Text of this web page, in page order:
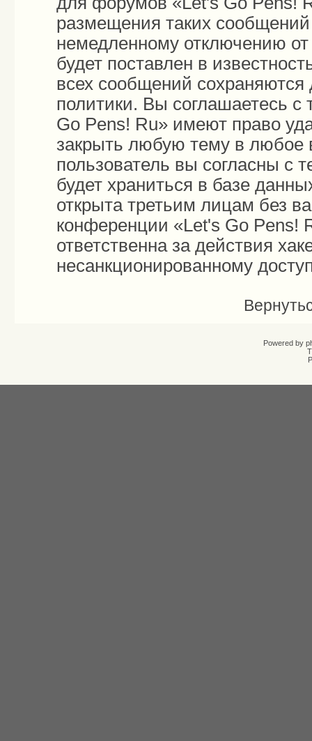
размещения таких
немедленному отключению
будет поставлен в
всех сообщений
политики. Вы соглашаетесь
Go Pens! Ru» имеют право
закрыть любую тему в любое
пользователь вы согласны с
будет храниться в базе
открыта третьим лицам без
конференции «Let's Go Pens!
ответственна за действия
несанкционированному
Powered by